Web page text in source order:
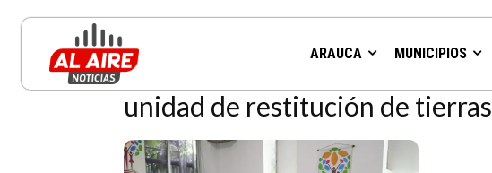
ARAUCA MUNICIPIOS
unidad de restitución de tierras